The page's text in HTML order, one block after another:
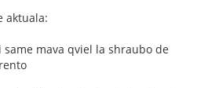
aktuala:
mava qviel la shraubo de